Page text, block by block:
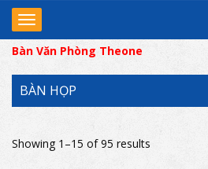
Bàn Văn Phòng Theone
BÀN HỌP
Showing 1–15 of 95 results